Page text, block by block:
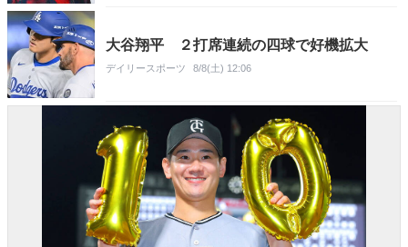
大谷翔平 ２打席連続の四球で好機拡大
デイリースポーツ 8/8(土) 12:06